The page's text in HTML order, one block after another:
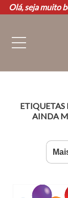
Olá, seja muito
ETIQUETAS
AINDA